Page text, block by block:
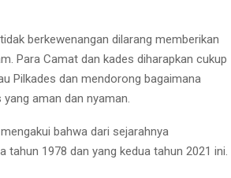
berkewenangan dilarang memberikan
Para Camat dan kades diharapkan cukup
Pilkades dan mendorong bagaimana
aman dan nyaman.
bahwa dari sejarahnya
1978 dan yang kedua tahun 2021 ini.